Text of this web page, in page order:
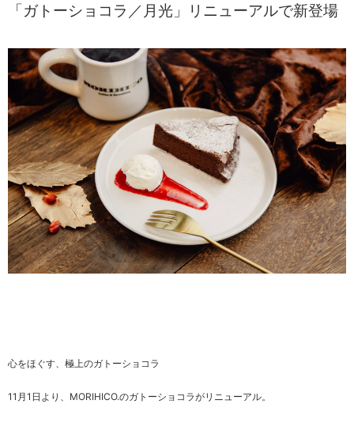
「ガトーショコラ／月光」リニューアルで新登場
心をほぐす、極上のガトーショコラ
11月1日より、MORIHICO.のガトーショコラがリニューアル。